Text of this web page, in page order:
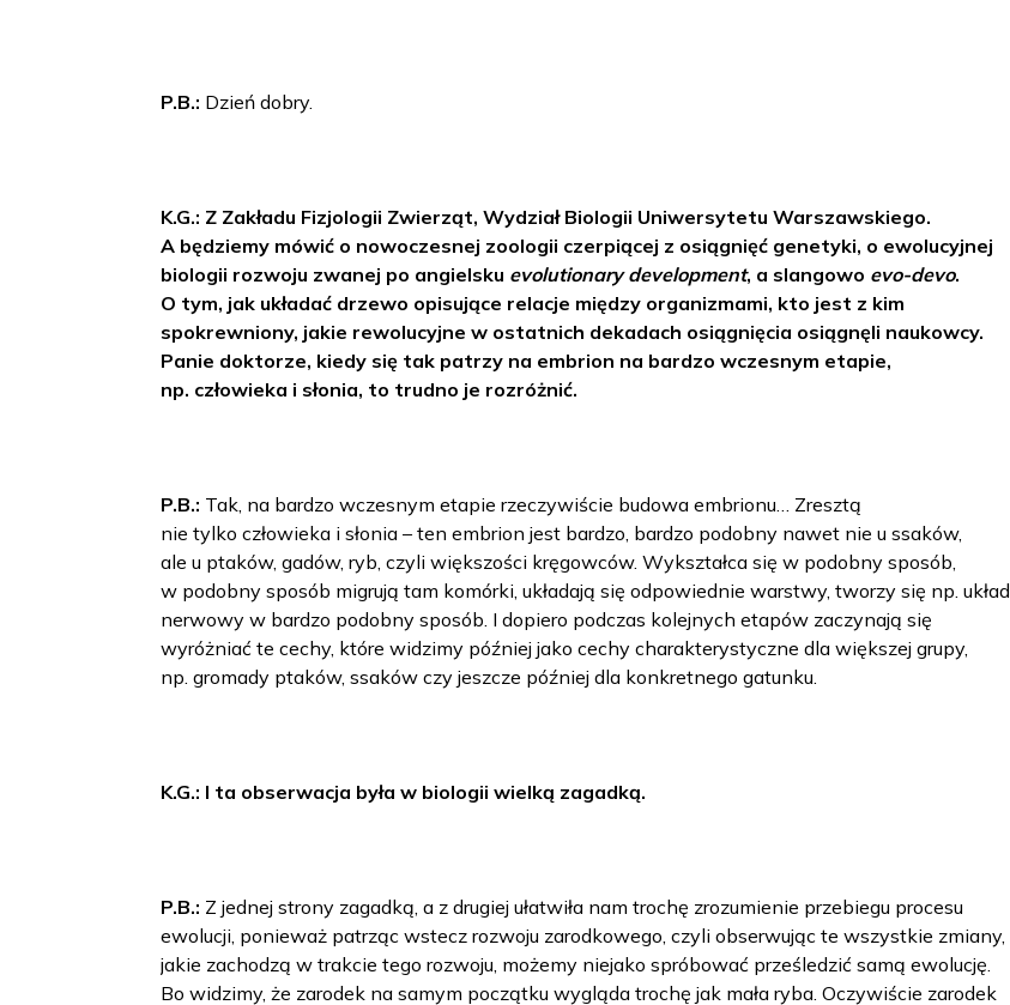
P.B.: Dzień dobry.
K.G.: Z Zakładu Fizjologii Zwierząt, Wydział Biologii Uniwersytetu Warszawskiego.
A będziemy mówić o nowoczesnej zoologii czerpiącej z osiągnięć genetyki, o ewolucyjnej
biologii rozwoju zwanej po angielsku evolutionary development, a slangowo evo-devo.
O tym, jak układać drzewo opisujące relacje między organizmami, kto jest z kim
spokrewniony, jakie rewolucyjne w ostatnich dekadach osiągnięcia osiągnęli naukowcy.
Panie doktorze, kiedy się tak patrzy na embrion na bardzo wczesnym etapie,
np. człowieka i słonia, to trudno je rozróżnić.
P.B.: Tak, na bardzo wczesnym etapie rzeczywiście budowa embrionu… Zresztą
nie tylko człowieka i słonia – ten embrion jest bardzo, bardzo podobny nawet nie u ssaków,
ale u ptaków, gadów, ryb, czyli większości kręgowców. Wykształca się w podobny sposób,
w podobny sposób migrują tam komórki, układają się odpowiednie warstwy, tworzy się np. układ
nerwowy w bardzo podobny sposób. I dopiero podczas kolejnych etapów zaczynają się
wyróżniać te cechy, które widzimy później jako cechy charakterystyczne dla większej grupy,
np. gromady ptaków, ssaków czy jeszcze później dla konkretnego gatunku.
K.G.: I ta obserwacja była w biologii wielką zagadką.
P.B.: Z jednej strony zagadką, a z drugiej ułatwiła nam trochę zrozumienie przebiegu procesu
ewolucji, ponieważ patrząc wstecz rozwoju zarodkowego, czyli obserwując te wszystkie zmiany,
jakie zachodzą w trakcie tego rozwoju, możemy niejako spróbować prześledzić samą ewolucję.
Bo widzimy, że zarodek na samym początku wygląda trochę jak mała ryba. Oczywiście zarodek